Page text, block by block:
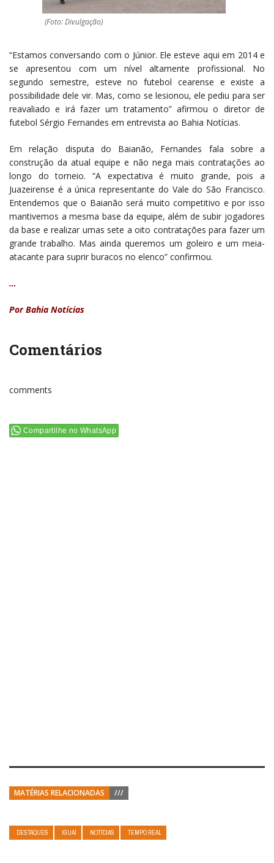
(Foto: Divulgação)
“Estamos conversando com o Júnior. Ele esteve aqui em 2014 e
se apresentou com um nível altamente profissional. No
segundo semestre, esteve no futebol cearense e existe a
possibilidade dele vir. Mas, como se lesionou, ele pediu para ser
reavaliado e irá fazer um tratamento” afirmou o diretor de
futebol Sérgio Fernandes em entrevista ao Bahia Notícias.
Em relação disputa do Baianão, Fernandes fala sobre a
construção da atual equipe e não nega mais contratações ao
longo do torneio. “A expectativa é muito grande, pois a
Juazeirense é a única representante do Vale do São Francisco.
Entendemos que o Baianão será muito competitivo e por isso
mantivemos a mesma base da equipe, além de subir jogadores
da base e realizar umas sete a oito contratações para fazer um
grande trabalho. Mas ainda queremos um goleiro e um meia-
atacante para suprir buracos no elenco” confirmou.
…
Por Bahia Notícias
Comentários
comments
Compartilhe no WhatsApp
MATÉRIAS RELACIONADAS ///
DESTAQUES IGUAÍ NOTÍCIAS TEMPO REAL